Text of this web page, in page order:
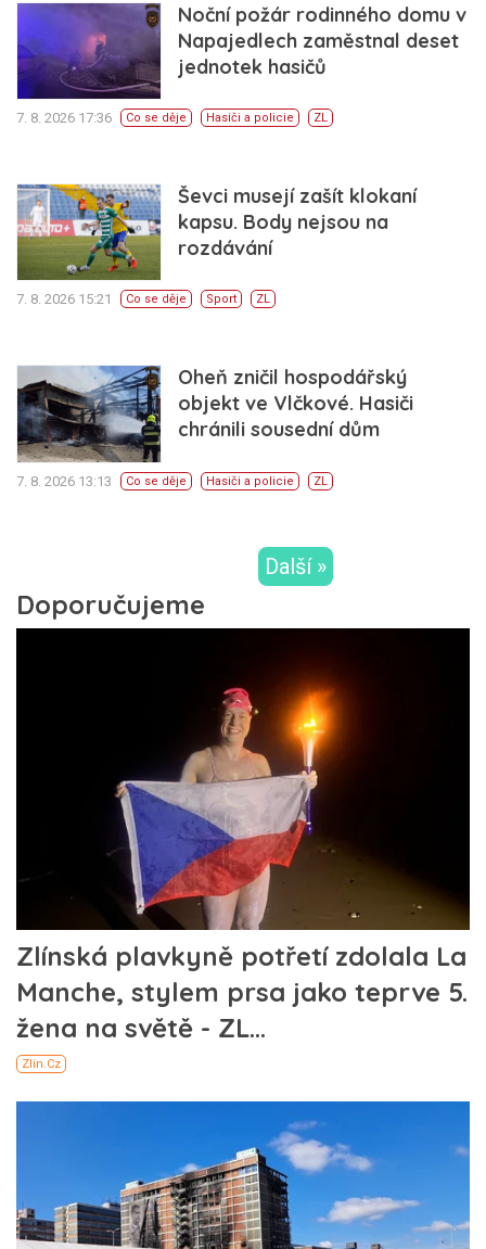
Noční požár rodinného domu v
Napajedlech zaměstnal deset
jednotek hasičů
7. 8. 2026 17:36 Co se děje Hasiči a policie ZL
Ševci musejí zašít klokaní
kapsu. Body nejsou na
rozdávání
7. 8. 2026 15:21 Co se děje Sport ZL
Oheň zničil hospodářský
objekt ve Vlčkové. Hasiči
chránili sousední dům
7. 8. 2026 13:13 Co se děje Hasiči a policie ZL
Další »